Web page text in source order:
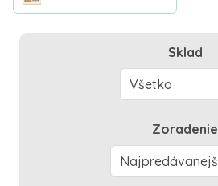
Sklad
Zoradenie